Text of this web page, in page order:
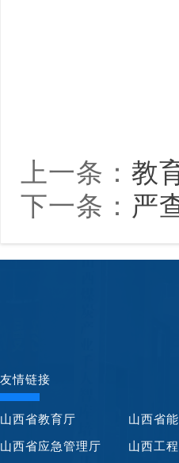
上一条： 教
下一条： 严
友情链接
山西省教育厅 山西省
山西省应急管理厅 山西工